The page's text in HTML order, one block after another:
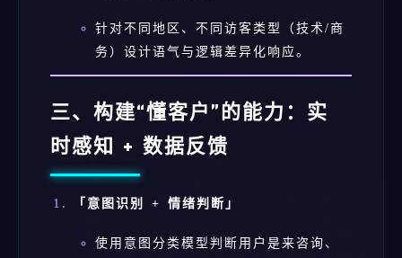
针对不同地区、不同访客类型（技术/商
务）设计语气与逻辑差异化响应。
三、构建“懂客户”的能力：实
时感知 + 数据反馈
「意图识别 + 情绪判断」
使用意图分类模型判断用户是来咨询、